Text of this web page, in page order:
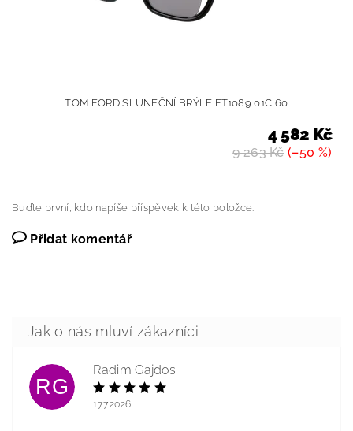
TOM FORD SLUNEČNÍ BRÝLE FT1089 01C 60
9 263 Kč(–50 %)
4 582 Kč
Buďte první, kdo napíše příspěvek k této položce.
Přidat komentář
RG
Radim Gajdos
17.7.2026